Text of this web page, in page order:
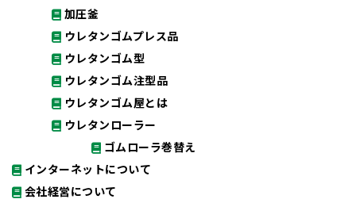
加圧釜
ウレタンゴムプレス品
ウレタンゴム型
ウレタンゴム注型品
ウレタンゴム屋とは
ウレタンローラー
ゴムローラ巻替え
インターネットについて
会社経営について